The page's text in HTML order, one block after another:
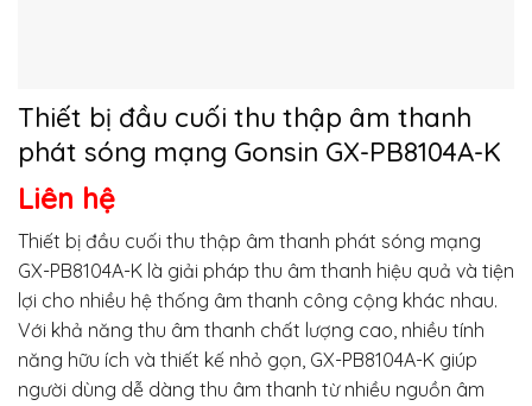
Thiết bị đầu cuối thu thập âm thanh
phát sóng mạng Gonsin GX-PB8104A-K
Liên hệ
Thiết bị đầu cuối thu thập âm thanh phát sóng mạng
GX-PB8104A-K là giải pháp thu âm thanh hiệu quả và tiện
lợi cho nhiều hệ thống âm thanh công cộng khác nhau.
Với khả năng thu âm thanh chất lượng cao, nhiều tính
năng hữu ích và thiết kế nhỏ gọn, GX-PB8104A-K giúp
người dùng dễ dàng thu âm thanh từ nhiều nguồn âm